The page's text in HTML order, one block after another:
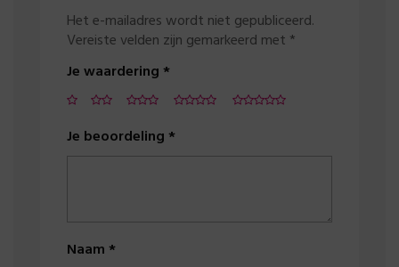
Het e-mailadres wordt niet gepubliceerd.
Vereiste velden zijn gemarkeerd met *
Je waardering*
Je beoordeling*
Naam*